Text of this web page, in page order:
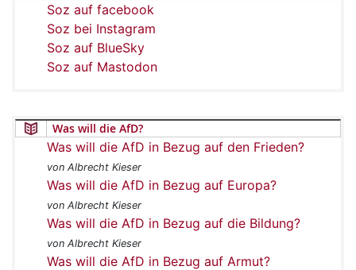
Soz auf facebook
Soz bei Instagram
Soz auf BlueSky
Soz auf Mastodon
Was will die AfD?
Was will die AfD in Bezug auf den Frieden?
von Albrecht Kieser
Was will die AfD in Bezug auf Europa?
von Albrecht Kieser
Was will die AfD in Bezug auf die Bildung?
von Albrecht Kieser
Was will die AfD in Bezug auf Armut?